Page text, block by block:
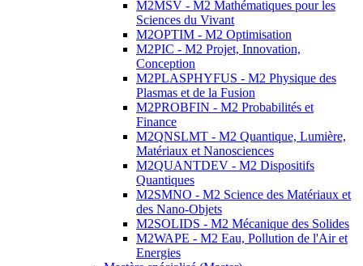
M2MSV - M2 Mathématiques pour les
Sciences du Vivant
M2OPTIM - M2 Optimisation
M2PIC - M2 Projet, Innovation,
Conception
M2PLASPHYFUS - M2 Physique des
Plasmas et de la Fusion
M2PROBFIN - M2 Probabilités et
Finance
M2QNSLMT - M2 Quantique, Lumière,
Matériaux et Nanosciences
M2QUANTDEV - M2 Dispositifs
Quantiques
M2SMNO - M2 Science des Matériaux et
des Nano-Objets
M2SOLIDS - M2 Mécanique des Solides
M2WAPE - M2 Eau, Pollution de l'Air et
Energies